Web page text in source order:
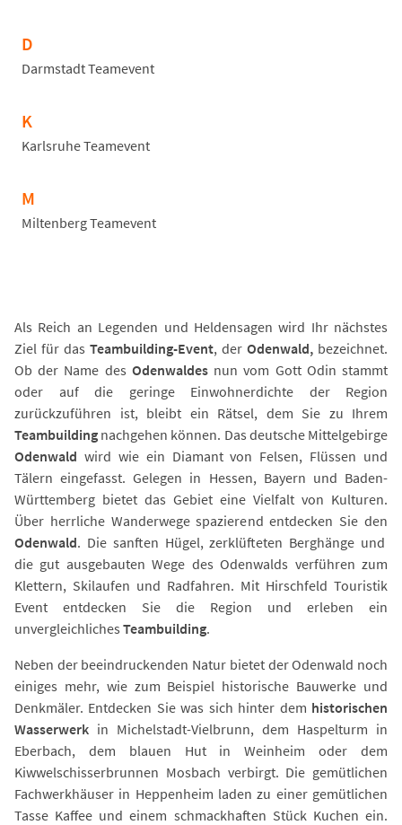
D
Darmstadt Teamevent
K
Karlsruhe Teamevent
M
Miltenberg Teamevent
Als Reich an Legenden und Heldensagen wird Ihr nächstes
Ziel für das Teambuilding-Event, der Odenwald, bezeichnet.
Ob der Name des Odenwaldesnun vom Gott Odin stammt
oder auf die geringe Einwohnerdichte der Region
zurückzuführen ist, bleibt ein Rätsel, dem Sie zu Ihrem
Teambuilding nachgehen können. Das deutsche Mittelgebirge
Odenwald wird wie ein Diamant von Felsen, Flüssen und
Tälern eingefasst. Gelegen in Hessen, Bayern und Baden-
Württemberg bietet das Gebiet eine Vielfalt von Kulturen.
Über herrliche Wanderwege spazierend entdecken Sie den
Odenwald. Die sanften Hügel, zerklüfteten Berghänge und
die gut ausgebauten Wege des Odenwalds verführen zum
Klettern, Skilaufen und Radfahren. Mit Hirschfeld Touristik
Event entdecken Sie die Region und erleben ein
unvergleichliches Teambuilding.
Neben der beeindruckenden Natur bietet der Odenwald noch
einiges mehr, wie zum Beispiel historische Bauwerke und
Denkmäler. Entdecken Sie was sich hinter dem historischen
Wasserwerk in Michelstadt-Vielbrunn, dem Haspelturm in
Eberbach, dem blauen Hut in Weinheim oder dem
Kiwwelschisserbrunnen Mosbach verbirgt. Die gemütlichen
Fachwerkhäuser in Heppenheim laden zu einer gemütlichen
Tasse Kaffee und einem schmackhaften Stück Kuchen ein.